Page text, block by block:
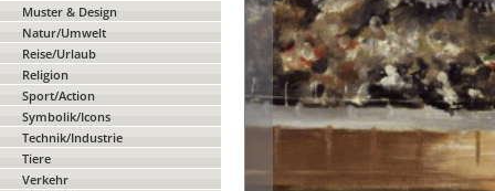
Muster & Design
Natur/Umwelt
Reise/Urlaub
Religion
Sport/Action
Symbolik/Icons
Technik/Industrie
Tiere
Verkehr